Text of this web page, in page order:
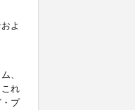
よ
、
れ
プ